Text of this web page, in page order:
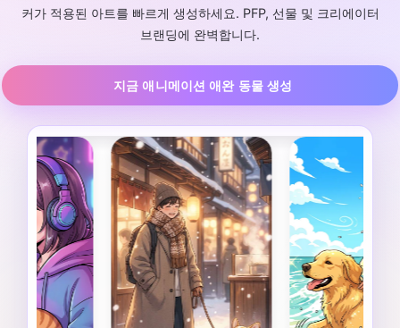
커가 적용된 아트를 빠르게 생성하세요. PFP, 선물 및 크리에이터
브랜딩에 완벽합니다.
지금 애니메이션 애완 동물 생성